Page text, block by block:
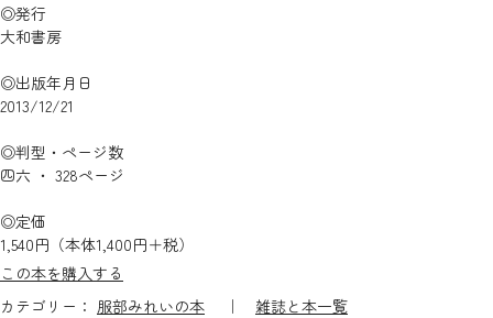
◎発行
大和書房
◎出版年月日
2013/12/21
◎判型・ページ数
四六 ・ 328ページ
◎定価
1,540円（本体1,400円＋税）
この本を購入する
カテゴリー： 服部みれいの本 ｜ 雑誌と本一覧